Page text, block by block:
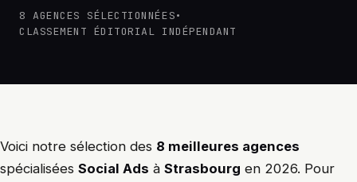
8 AGENCES SÉLECTIONNÉES•
CLASSEMENT ÉDITORIAL INDÉPENDANT
Voici notre sélection des 8 meilleures agences
spécialisées Social Ads à Strasbourg en 2026. Pour